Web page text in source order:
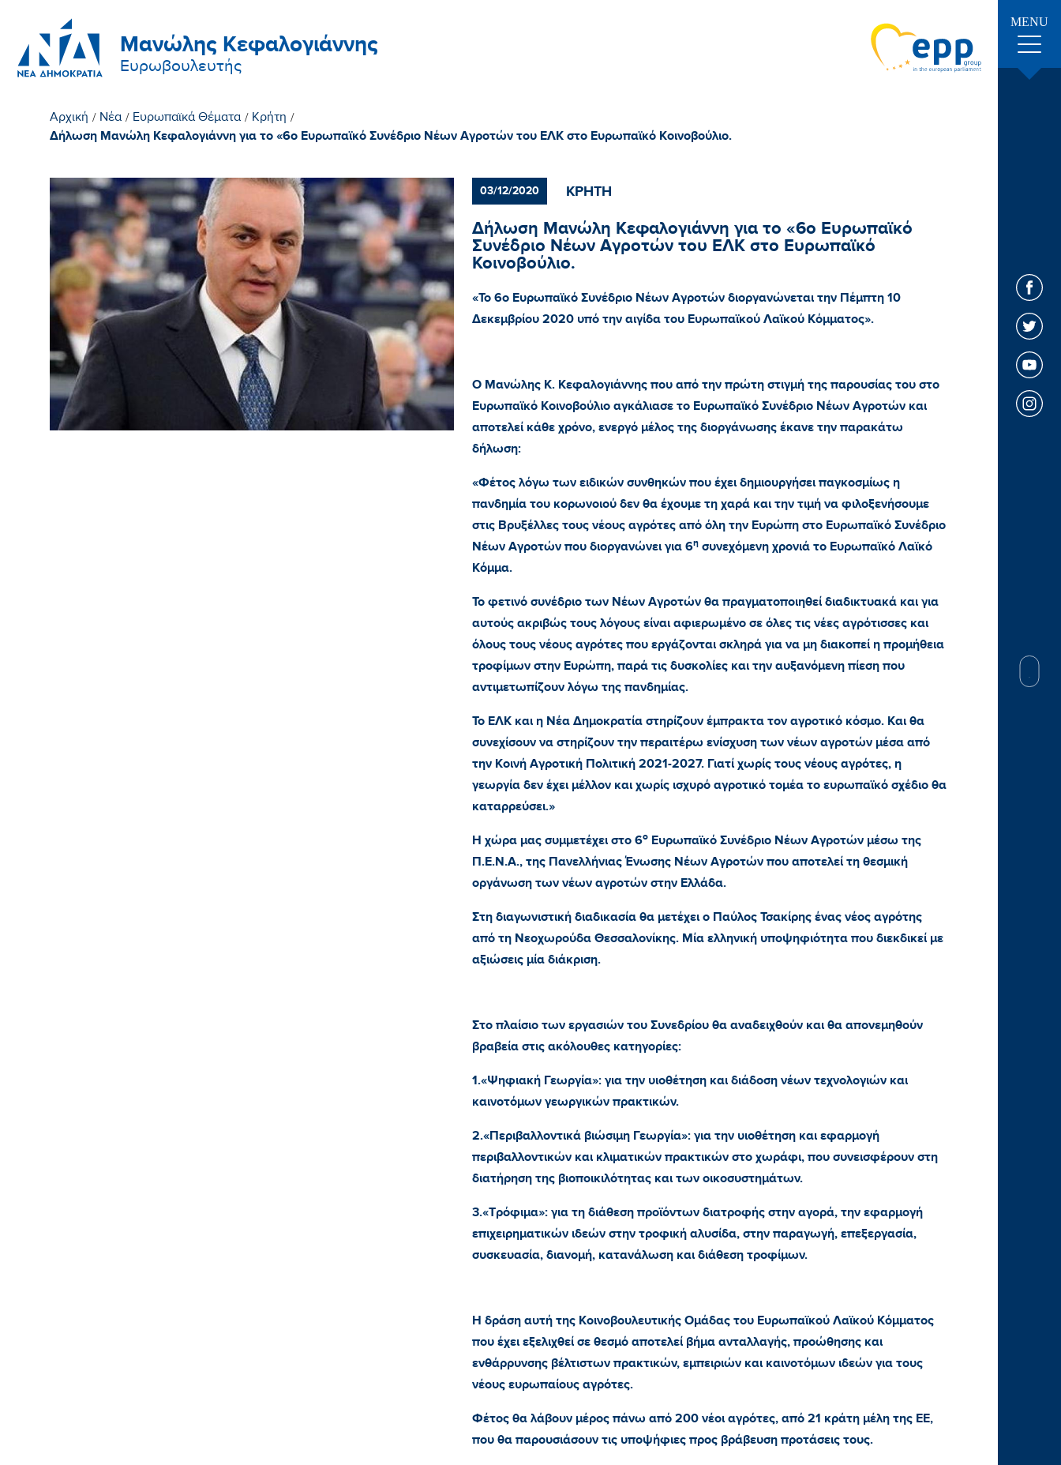
Μανώλης Κεφαλογιάννης
Ευρωβουλευτής
MENU
Αρχική / Νέα / Ευρωπαϊκά Θέματα / Κρήτη /
Δήλωση Μανώλη Κεφαλογιάννη για το «6ο Ευρωπαϊκό Συνέδριο Νέων Αγροτών του ΕΛΚ στο Ευρωπαϊκό Κοινοβούλιο.
03/12/2020 ΚΡΗΤΗ
Δήλωση Μανώλη Κεφαλογιάννη για το «6ο Ευρωπαϊκό
Συνέδριο Νέων Αγροτών του ΕΛΚ στο Ευρωπαϊκό
Κοινοβούλιο.
«Το 6ο Ευρωπαϊκό Συνέδριο Νέων Αγροτών διοργανώνεται την Πέμπτη 10
Δεκεμβρίου 2020 υπό την αιγίδα του Ευρωπαϊκού Λαϊκού Κόμματος».
Ο Μανώλης Κ. Κεφαλογιάννης που από την πρώτη στιγμή της παρουσίας του στο
Ευρωπαϊκό Κοινοβούλιο αγκάλιασε το Ευρωπαϊκό Συνέδριο Νέων Αγροτών και
αποτελεί κάθε χρόνο, ενεργό μέλος της διοργάνωσης έκανε την παρακάτω
δήλωση:
«Φέτος λόγω των ειδικών συνθηκών που έχει δημιουργήσει παγκοσμίως η
πανδημία του κορωνοιού δεν θα έχουμε τη χαρά και την τιμή να φιλοξενήσουμε
στις Βρυξέλλες τους νέους αγρότες από όλη την Ευρώπη στο Ευρωπαϊκό Συνέδριο
Νέων Αγροτών που διοργανώνει για 6ησυνεχόμενη χρονιά το Ευρωπαϊκό Λαϊκό
Κόμμα.
Το φετινό συνέδριο των Νέων Αγροτών θα πραγματοποιηθεί διαδικτυακά και για
αυτούς ακριβώς τους λόγους είναι αφιερωμένο σε όλες τις νέες αγρότισσες και
όλους τους νέους αγρότες που εργάζονται σκληρά για να μη διακοπεί η προμήθεια
τροφίμων στην Ευρώπη, παρά τις δυσκολίες και την αυξανόμενη πίεση που
αντιμετωπίζουν λόγω της πανδημίας.
Το ΕΛΚ και η Νέα Δημοκρατία στηρίζουν έμπρακτα τον αγροτικό κόσμο. Και θα
συνεχίσουν να στηρίζουν την περαιτέρω ενίσχυση των νέων αγροτών μέσα από
την Κοινή Αγροτική Πολιτική 2021-2027. Γιατί χωρίς τους νέους αγρότες, η
γεωργία δεν έχει μέλλον και χωρίς ισχυρό αγροτικό τομέα το ευρωπαϊκό σχέδιο θα
καταρρεύσει.»
Η χώρα μας συμμετέχει στο 6οΕυρωπαϊκό Συνέδριο Νέων Αγροτών μέσω της
Π.Ε.Ν.Α., της Πανελλήνιας Ένωσης Νέων Αγροτών που αποτελεί τη θεσμική
οργάνωση των νέων αγροτών στην Ελλάδα.
Στη διαγωνιστική διαδικασία θα μετέχει ο Παύλος Τσακίρης ένας νέος αγρότης
από τη Νεοχωρούδα Θεσσαλονίκης. Μία ελληνική υποψηφιότητα που διεκδικεί με
αξιώσεις μία διάκριση.
Στο πλαίσιο των εργασιών του Συνεδρίου θα αναδειχθούν και θα απονεμηθούν
βραβεία στις ακόλουθες κατηγορίες:
1.«Ψηφιακή Γεωργία»: για την υιοθέτηση και διάδοση νέων τεχνολογιών και
καινοτόμων γεωργικών πρακτικών.
2.«Περιβαλλοντικά βιώσιμη Γεωργία»: για την υιοθέτηση και εφαρμογή
περιβαλλοντικών και κλιματικών πρακτικών στο χωράφι, που συνεισφέρουν στη
διατήρηση της βιοποικιλότητας και των οικοσυστημάτων.
3.«Τρόφιμα»: για τη διάθεση προϊόντων διατροφής στην αγορά, την εφαρμογή
επιχειρηματικών ιδεών στην τροφική αλυσίδα, στην παραγωγή, επεξεργασία,
συσκευασία, διανομή, κατανάλωση και διάθεση τροφίμων.
Η δράση αυτή της Κοινοβουλευτικής Ομάδας του Ευρωπαϊκού Λαϊκού Κόμματος
που έχει εξελιχθεί σε θεσμό αποτελεί βήμα ανταλλαγής, προώθησης και
ενθάρρυνσης βέλτιστων πρακτικών, εμπειριών και καινοτόμων ιδεών για τους
νέους ευρωπαίους αγρότες.
Φέτος θα λάβουν μέρος πάνω από 200 νέοι αγρότες, από 21 κράτη μέλη της ΕΕ,
που θα παρουσιάσουν τις υποψήφιες προς βράβευση προτάσεις τους.